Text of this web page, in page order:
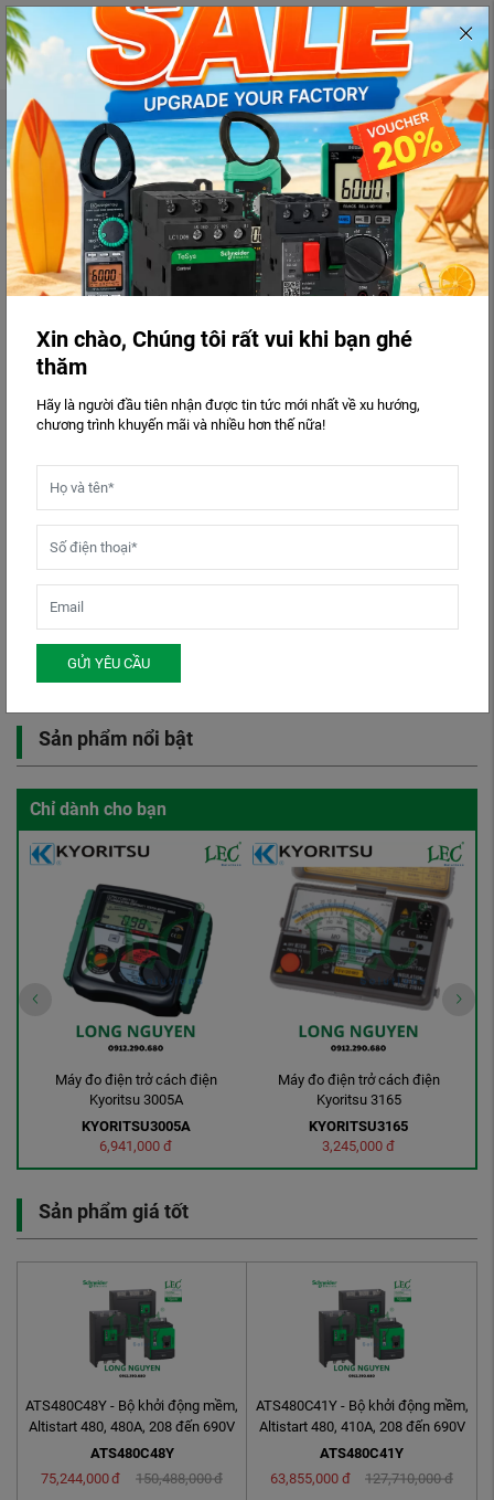
0
Tìm kiếm
Thương hiệu
Sản phẩm nổi bật
Chỉ dành cho bạn
Máy đo điện trở cách điện
Kyoritsu 3165
KYORITSU3165
3,245,000 đ
Ampe kìm đo dòng Kyoritsu Kew
2200
KEW2200
1,793,000 đ
Sản phẩm giá tốt
ATS480C48Y - Bộ khởi động mềm,
Altistart 480, 480A, 208 đến 690V
AC, nguồn ...
ATS480C48Y
75,244,000đ 150,488,000đ
ATS480C41Y - Bộ khởi động mềm,
Altistart 480, 410A, 208 đến 690V
AC, nguồn ...
ATS480C41Y
63,855,000 đ 127,710,000đ
Xin chào, Chúng tôi rất vui khi bạn ghé
thăm
Hãy là người đầu tiên nhận được tin tức mới nhất về xu hướng,
chương trình khuyến mãi và nhiều hơn thế nữa!
GỬI YÊU CẦU